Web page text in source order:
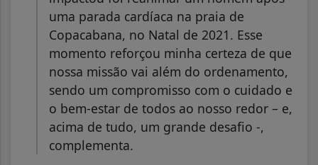
uma parada cardíaca na praia de
Copacabana, no Natal de 2021. Esse
momento reforçou minha certeza de que
nossa missão vai além do ordenamento,
sendo um compromisso com o cuidado e
o bem-estar de todos ao nosso redor – e,
acima de tudo, um grande desafio -,
complementa.